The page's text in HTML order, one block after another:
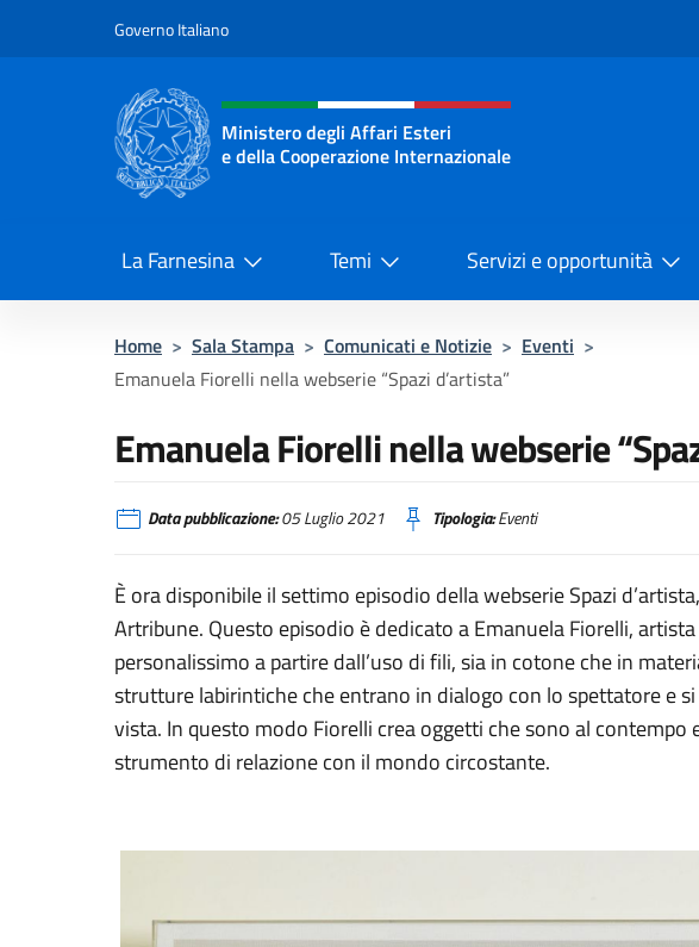
Governo Italiano
Intestazione sito, social e menù
Ministero degli Affari Esteri
e della Cooperazione Internazionale
La Farnesina Temi Servizi e opportunità
Home > Sala Stampa > Comunicati e Notizie > Eventi >
Emanuela Fiorelli nella webserie “Spazi d’artista”
Emanuela Fiorelli nella webserie
Data pubblicazione:05 Luglio 2021 Tipologia:Eventi
È ora disponibile il settimo episodio della webserie Spazi
Artribune. Questo episodio è dedicato a Emanuela Fiorelli,
personalissimo a partire dall’uso di fili, sia in cotone che in
strutture labirintiche che entrano in dialogo con lo spettatore e
vista. In questo modo Fiorelli crea oggetti che sono al contempo
strumento di relazione con il mondo circostante.